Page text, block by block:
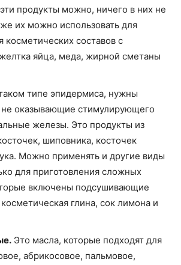
продукты можно, ничего в них не
их можно использовать для
косметических составов с
яйца, меда, жирной сметаны
типе эпидермиса, нужны
не оказывающие стимулирующего
железы. Это продукты из
шиповника, косточек
Можно применять и другие виды
для приготовления сложных
включены подсушивающие
глина, сок лимона и
Это масла, которые подходят для
абрикосовое, пальмовое,